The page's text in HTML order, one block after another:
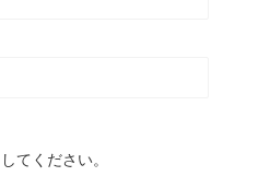
てください。